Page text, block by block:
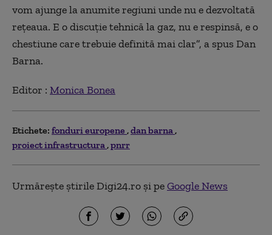
vom ajunge la anumite regiuni unde nu e dezvoltată
rețeaua. E o discuție tehnică la gaz, nu e respinsă, e o
chestiune care trebuie definită mai clar”, a spus Dan
Barna.
Editor : Monica Bonea
Etichete: fonduri europene dan barna
proiect infrastructura pnrr
Urmărește știrile Digi24.ro și peGoogle News